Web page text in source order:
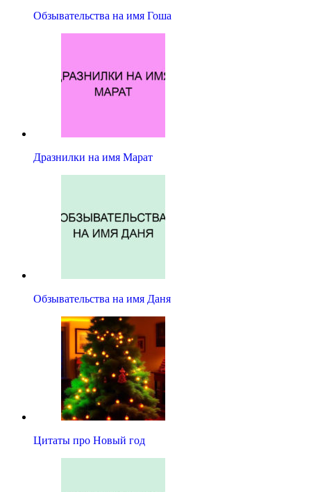
Обзывательства на имя Гоша
Дразнилки на имя Марат
Обзывательства на имя Даня
Цитаты про Новый год